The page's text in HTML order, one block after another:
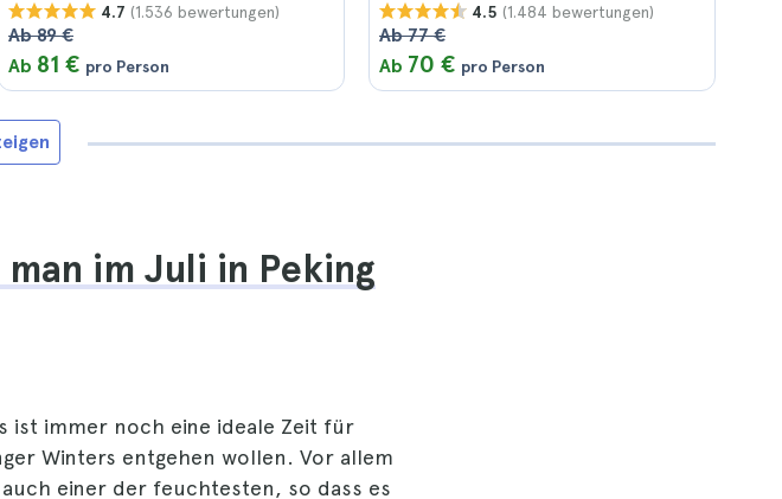
4.7 (1.536 bewertungen)
Ab 89 €
Ab 81 € pro Person
4.5 (1.484 bewertungen)
Ab 77 €
Ab 70 € pro Person
im Juli in Peking
ist immer noch eine ideale Zeit für
Winters entgehen wollen. Vor allem
einer der feuchtesten, so dass es